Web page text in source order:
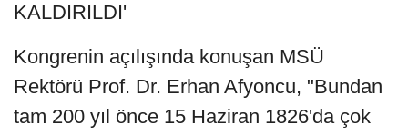
KALDIRILDI'
Kongrenin açılışında konuşan MSÜ
Rektörü Prof. Dr. Erhan Afyoncu, "Bundan
tam 200 yıl önce 15 Haziran 1826'da çok